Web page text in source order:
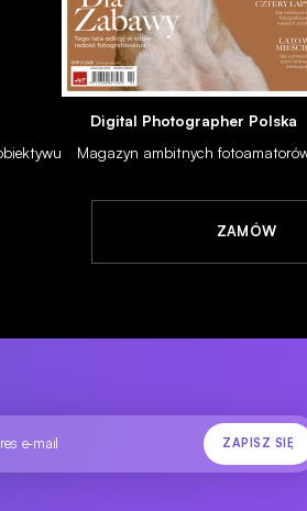
05 lis 2025
Digital Photographer Polska
Magazyn ambitnych
ZAMÓW